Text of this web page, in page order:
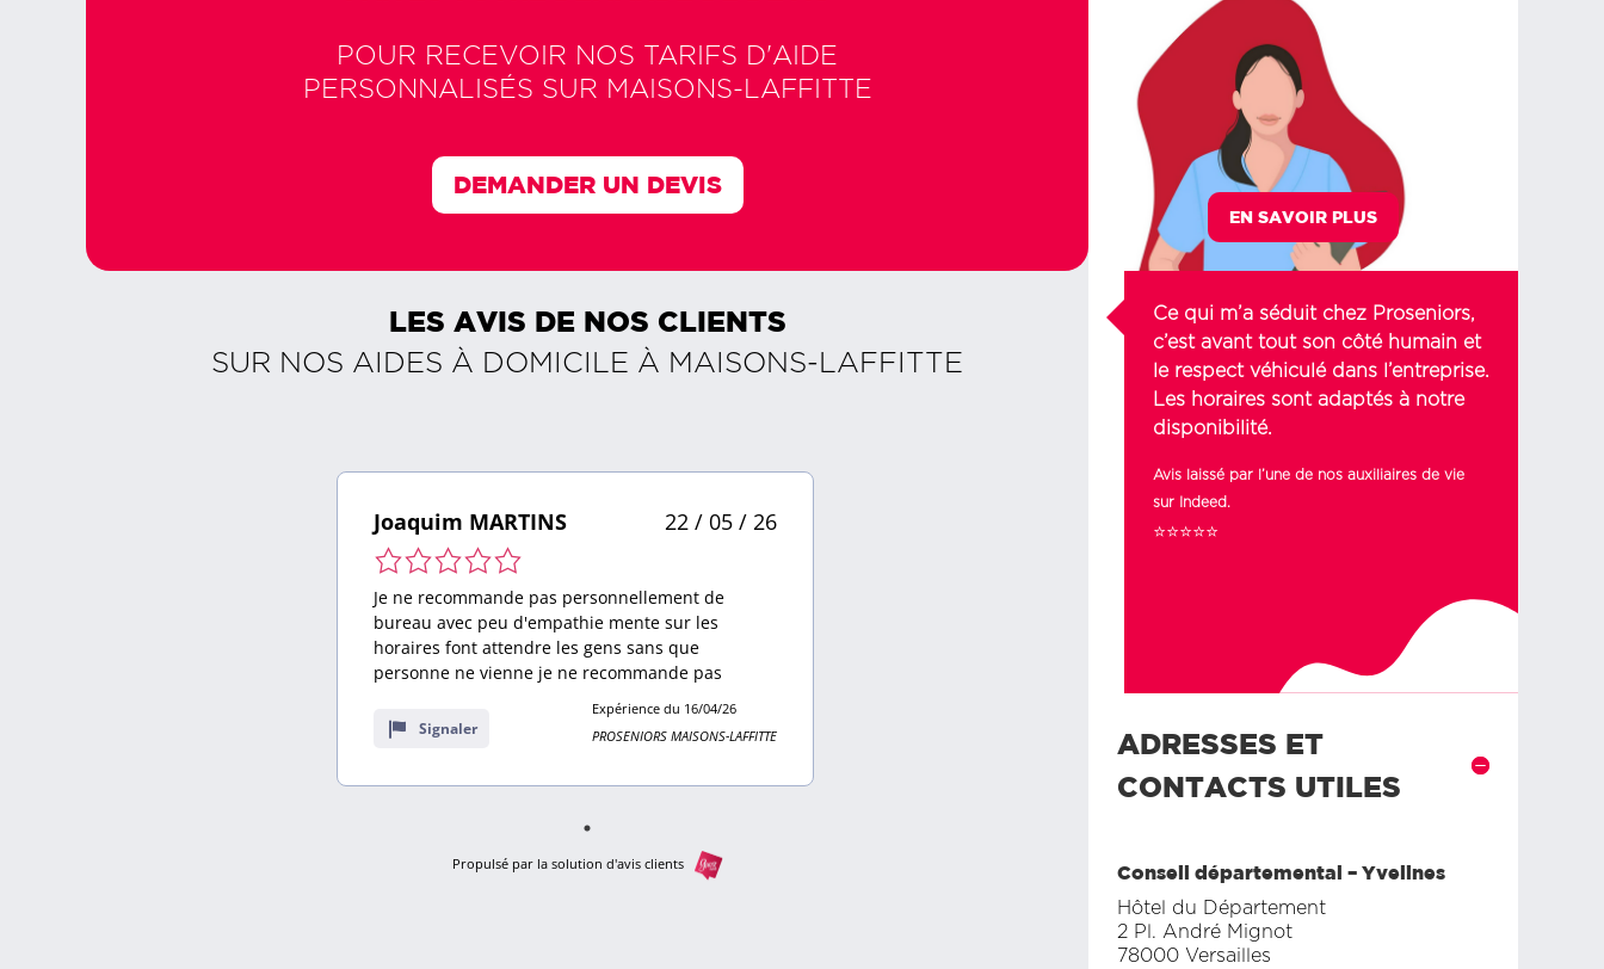
POUR RECEVOIR NOS TARIFS D'AIDE
PERSONNALISÉS SUR MAISONS-LAFFITTE
DEMANDER UN DEVIS
LES AVIS DE NOS CLIENTS
SUR NOS AIDES À DOMICILE À MAISONS-LAFFITTE
Joaquim MARTINS 22 / 05 / 26
0,0
Je ne recommande pas personnellement de
bureau avec peu d'empathie mente sur les
horaires font attendre les gens sans que
personne ne vienne je ne recommande pas
Signaler
Expérience du 16/04/26
PROSENIORS MAISONS-LAFFITTE
Propulsé par la solution d'avis clients
EN SAVOIR PLUS
Ce qui m’a séduit chez Proseniors,
c’est avant tout son côté humain et
le respect véhiculé dans l’entreprise.
Les horaires sont adaptés à notre
disponibilité.
Avis laissé par l’une de nos auxiliaires de vie
sur Indeed.
⭐⭐⭐⭐⭐
ADRESSES ET
CONTACTS UTILES
Conseil départemental – Yvelines
Hôtel du Département
2 Pl. André Mignot
78000 Versailles